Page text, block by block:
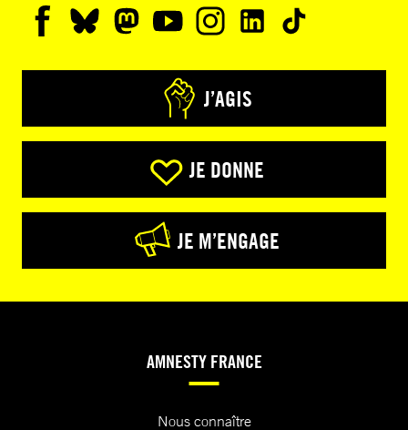
J’AGIS
JE DONNE
JE M’ENGAGE
AMNESTY FRANCE
Nous connaître